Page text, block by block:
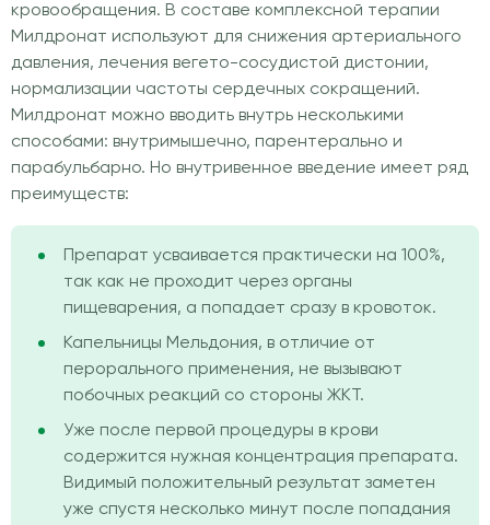
кровообращения. В составе комплексной терапии
Милдронат используют для снижения артериального
давления, лечения вегето-сосудистой дистонии,
нормализации частоты сердечных сокращений.
Милдронат можно вводить внутрь несколькими
способами: внутримышечно, парентерально и
парабульбарно. Но внутривенное введение имеет ряд
преимуществ:
Препарат усваивается практически на 100%,
так как не проходит через органы
пищеварения, а попадает сразу в кровоток.
Капельницы Мельдония, в отличие от
перорального применения, не вызывают
побочных реакций со стороны ЖКТ.
Уже после первой процедуры в крови
содержится нужная концентрация препарата.
Видимый положительный результат заметен
уже спустя несколько минут после попадания